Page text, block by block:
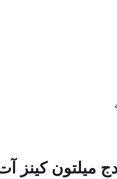
ميلتون كينز